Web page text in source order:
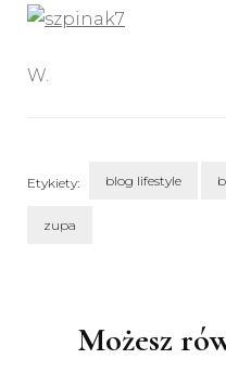
W.
Etykiety: blog lifestyle
zupa
Możesz